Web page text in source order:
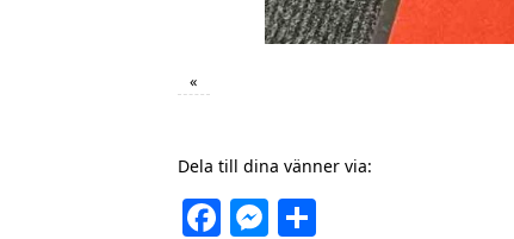
«
Dela till dina vänner via:
Facebook
Messenger